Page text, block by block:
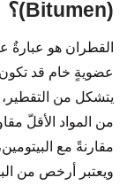
(Bitumen)؟
القطران هو عبارةٌ
عضويةٍ خام قد تكون
يتشكل من التقطير،
من المواد الأقلّ
مقارنةً مع
ويعتبر أرخص من